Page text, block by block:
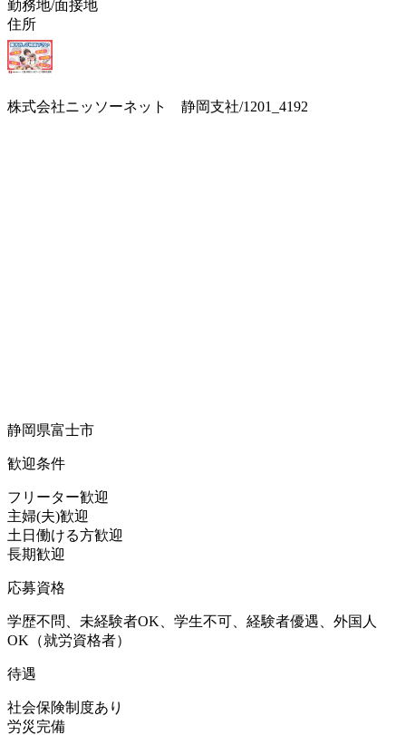
勤務地/面接地
住所
株式会社ニッソーネット 静岡支社/1201_4192
静岡県富士市
歓迎条件
フリーター歓迎
主婦(夫)歓迎
土日働ける方歓迎
長期歓迎
応募資格
学歴不問、未経験者OK、学生不可、経験者優遇、外国人
OK（就労資格者）
待遇
社会保険制度あり
労災完備